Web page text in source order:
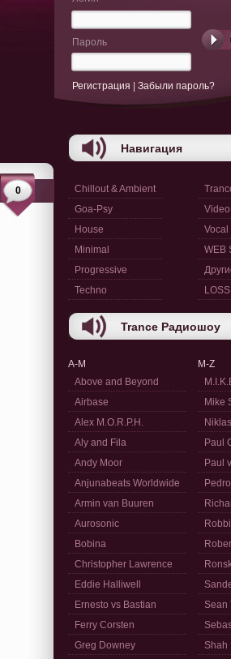
0
Пароль
Регистрация Забыли пароль?
Навигация
Chillout & Ambient
Goa-Psy
House
Minimal
Progressive
Techno
Video
Vocal
WEB
Trance Радиошоу
A-M
Above and Beyond
Airbase
Alex M.O.R.P.H.
Aly and Fila
Andy Moor
Anjunabeats Worldwide
Armin van Buuren
Aurosonic
Bobina
Christopher Lawrence
Eddie Halliwell
Ernesto vs Bastian
Ferry Corsten
Greg Downey
M-Z
Mike
Paul
Paul
Sean
Shah